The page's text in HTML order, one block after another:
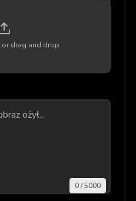
or drag and drop
0/5000